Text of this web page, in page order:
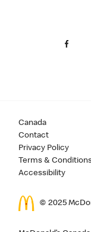
Canada
Contact
Privacy Policy
Terms &
Accessibility
© 2025